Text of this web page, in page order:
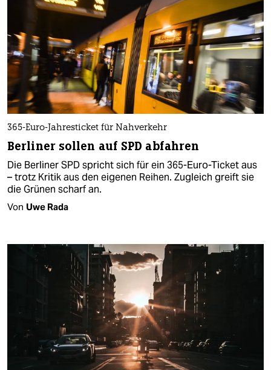
365-Euro-Jahresticket für Nahverkehr
Berliner sollen auf SPD abfahren
Die Berliner SPD spricht sich für ein 365-Euro-Ticket aus
– trotz Kritik aus den eigenen Reihen. Zugleich greift sie
die Grünen scharf an.
Von Uwe Rada